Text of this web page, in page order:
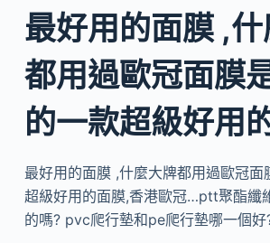
最好用的面膜 ,
都用過歐冠面膜
的一款超級好用
最好用的面膜 ,什麼大牌都用過歐冠面
超級好用的面膜,香港歐冠…ptt聚酯纖
的嗎? pvc爬行墊和pe爬行墊哪一個